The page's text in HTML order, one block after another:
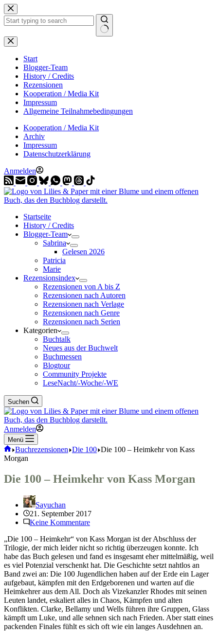
Zum
Inhalt
springen
Start
Blogger-Team
History / Credits
Rezensionen
Kooperation / Media Kit
Impressum
Allgemeine Teilnahmebedingungen
Kooperation / Media Kit
Archiv
Impressum
Datenschutzerklärung
Anmelden
Startseite
History / Credits
Blogger-Team
Sabrina
Gelesen 2026
Patricia
Marie
Rezensionsindex
Rezensionen von A bis Z
Rezensionen nach Autoren
Rezensionen nach Verlage
Rezensionen nach Genre
Rezensionen nach Serien
Kategorien
Buchtalk
Neues aus der Buchwelt
Buchmessen
Blogtour
Community Projekte
LeseNacht/-Woche/-WE
Suchen
Anmelden
Menü
Start
Buchrezensionen Die 100 Die 100 – Heimkehr von Kass
Morgan
Die 100 – Heimkehr von Kass Morgan
Sayuchan
21. September 2017
Keine Kommentare
„Die 100 – Heimkehr“ von Kass Morgan ist der Abschluss der
Trilogie, der mich leider nicht so richtig überzeugen konnte. Ich
habe das Buch gelesen und fand es insgesamt eher mittelmäßig, weil
es viel Potenzial verschenkt hat. Die Geschichte setzt nahtlos an
Band zwei an: Die 100 Jugendlichen haben auf der Erde ein Lager
aufgebaut, kämpfen mit den Erdgeborenen und warten auf die
Heimkehrer aus dem All. Doch als Vizekanzler Rhodes mit seinen
Leuten landet, eskaliert alles in Chaos, Kämpfen und alten
Konflikten. Clarke, Bellamy und Wells führen ihre Gruppen, Glass
kämpft um Luke, und alle sehnen sich nach Frieden. Aber statt eines
packenden Finales fühlt es sich oft wie ein langes Ausdehnen an.